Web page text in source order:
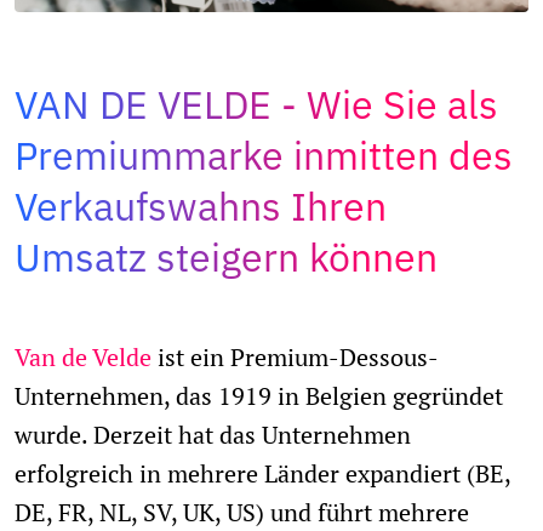
Adopt AI
DE
VAN DE VELDE
Wie Sie als
Premiummarke inmitten des
Verkaufswahns Ihren
Umsatz steigern können
Van de Veldeist ein Premium-Dessous-
Unternehmen, das 1919 in Belgien gegründet
wurde. Derzeit hat das Unternehmen
erfolgreich in mehrere Länder expandiert (BE,
DE, FR, NL, SV, UK, US) und führt mehrere